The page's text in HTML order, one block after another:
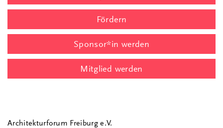
Fördern
Sponsor*in werden
Mitglied werden
Architekturforum Freiburg e.V.